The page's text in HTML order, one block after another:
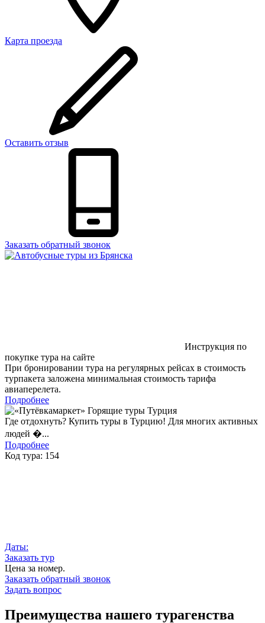
Карта проезда
Оставить отзыв
Заказать обратный звонок
Инструкция по
покупке тура на сайте
При бронировании тура на регулярных рейсах в стоимость
турпакета заложена минимальная стоимость тарифа
авиаперелета.
Подробнее
Где отдохнуть? Купить туры в Турцию! Для многих активных
людей �...
Подробнее
Код тура: 154
Даты:
Заказать тур
Цена за номер.
Заказать обратный звонок
Задать вопрос
Преимущества нашего турагенства